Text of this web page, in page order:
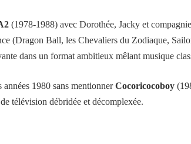
(1978-1988) avec Dorothée, Jacky et
(Dragon Ball, les Chevaliers du Zodiaque,
dans un format ambitieux mêlant musique
1980 sans mentionnerCocoricocoboy
télévision débridée et décomplexée.